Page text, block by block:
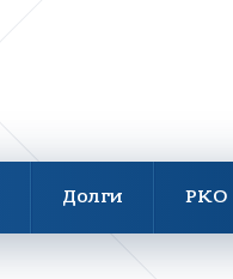
Долги РКО